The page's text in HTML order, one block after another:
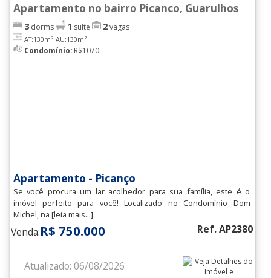
Apartamento no bairro Picanco, Guarulhos
3dorms 1 suíte 2vagas
AT:130m² AU:130m²
Condomínio: R$1070
Apartamento - Picanço
Se você procura um lar acolhedor para sua família, este é o
imóvel perfeito para você! Localizado no Condomínio Dom
Michel, na [leia mais...]
Venda:R$ 750.000 Ref. AP2380
Atualizado: 06/08/2026